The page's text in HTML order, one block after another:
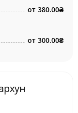
от 380.00₴
от 300.00₴